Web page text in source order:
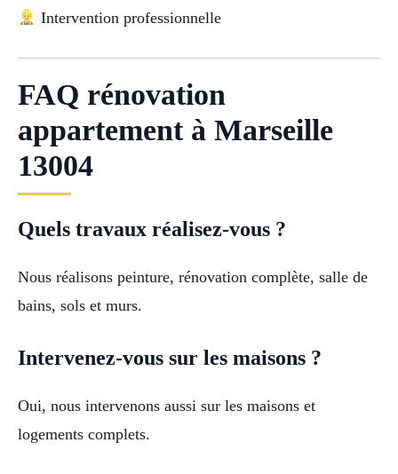
Intervention professionnelle
FAQ rénovation
appartement à Marseille
13004
Quels travaux réalisez-vous ?
Nous réalisons peinture, rénovation complète, salle de
bains, sols et murs.
Intervenez-vous sur les maisons ?
Oui, nous intervenons aussi sur les maisons et
logements complets.